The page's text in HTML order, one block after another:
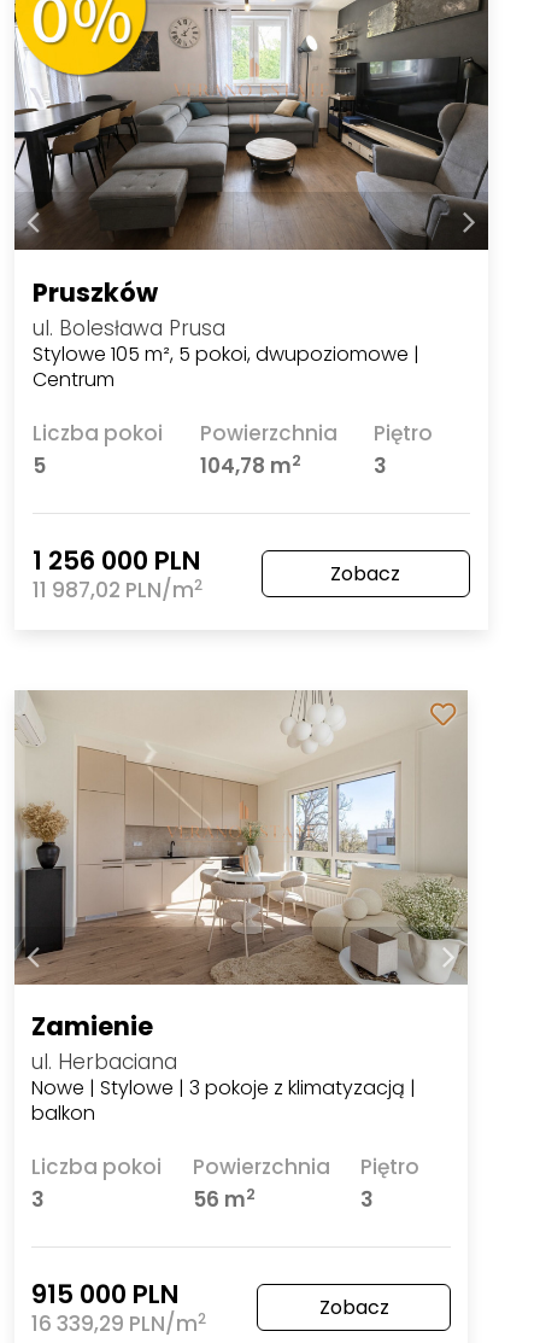
Pruszków
ul. Bolesława Prusa
Stylowe 105 m², 5 pokoi, dwupoziomowe |
Centrum
Liczba pokoi
5
Powierzchnia
104,78 m2
Piętro
3
1 256 000 PLN
11 987,02 PLN/m2 Zobacz
Zamienie
ul. Herbaciana
Nowe | Stylowe | 3 pokoje z klimatyzacją |
balkon
Liczba pokoi
3
Powierzchnia
56 m2
Piętro
3
915 000 PLN
16 339,29 PLN/m2 Zobacz